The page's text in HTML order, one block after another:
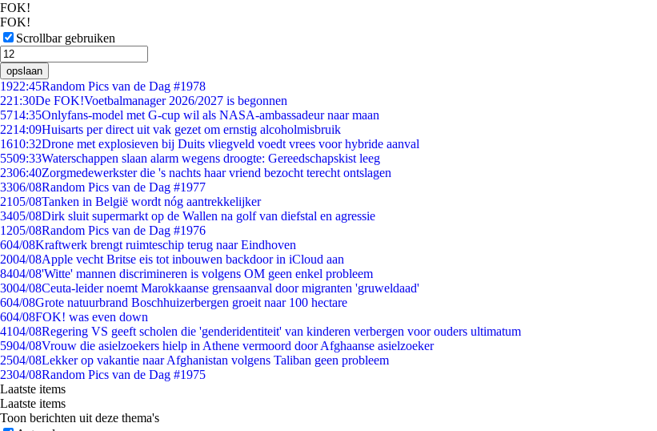
FOK!
FOK!
Scrollbar gebruiken
opslaan
1922:45Random Pics van de Dag #1978
221:30De FOK!Voetbalmanager 2026/2027 is begonnen
5714:35Onlyfans-model met G-cup wil als NASA-ambassadeur naar maan
2214:09Huisarts per direct uit vak gezet om ernstig alcoholmisbruik
1610:32Drone met explosieven bij Duits vliegveld voedt vrees voor hybride aanval
5509:33Waterschappen slaan alarm wegens droogte: Gereedschapskist leeg
2306:40Zorgmedewerkster die 's nachts haar vriend bezocht terecht ontslagen
3306/08Random Pics van de Dag #1977
2105/08Tanken in België wordt nóg aantrekkelijker
3405/08Dirk sluit supermarkt op de Wallen na golf van diefstal en agressie
1205/08Random Pics van de Dag #1976
604/08Kraftwerk brengt ruimteschip terug naar Eindhoven
2004/08Apple vecht Britse eis tot inbouwen backdoor in iCloud aan
8404/08'Witte' mannen discrimineren is volgens OM geen enkel probleem
3004/08Ceuta-leider noemt Marokkaanse grensaanval door migranten 'gruweldaad'
604/08Grote natuurbrand Boschhuizerbergen groeit naar 100 hectare
604/08FOK! was even down
4104/08Regering VS geeft scholen die 'genderidentiteit' van kinderen verbergen voor ouders ultimatum
5904/08Vrouw die asielzoekers hielp in Athene vermoord door Afghaanse asielzoeker
2504/08Lekker op vakantie naar Afghanistan volgens Taliban geen probleem
2304/08Random Pics van de Dag #1975
Laatste items
Laatste items
Toon berichten uit deze thema's